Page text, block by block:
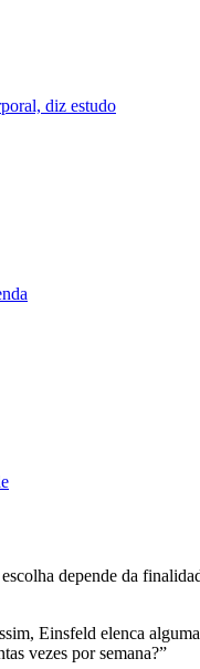
diz estudo
depende da
Einsfeld elenca
vezes por semana?”